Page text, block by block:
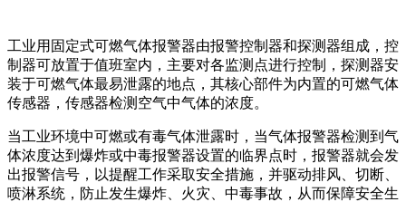
工业用固定式可燃气体报警器由报警控制器和探测器组成，控
制器可放置于值班室内，主要对各监测点进行控制，探测器安
装于可燃气体最易泄露的地点，其核心部件为内置的可燃气体
传感器，传感器检测空气中气体的浓度。
当工业环境中可燃或有毒气体泄露时，当气体报警器检测到气
体浓度达到爆炸或中毒报警器设置的临界点时，报警器就会发
出报警信号，以提醒工作采取安全措施，并驱动排风、切断、
喷淋系统，防止发生爆炸、火灾、中毒事故，从而保障安全生